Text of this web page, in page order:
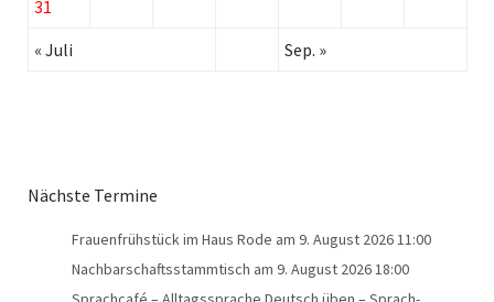
31
« Juli
Sep. »
Nächste Termine
Frauenfrühstück im Haus Rode am 9. August 2026 11:00
Nachbarschaftsstammtisch am 9. August 2026 18:00